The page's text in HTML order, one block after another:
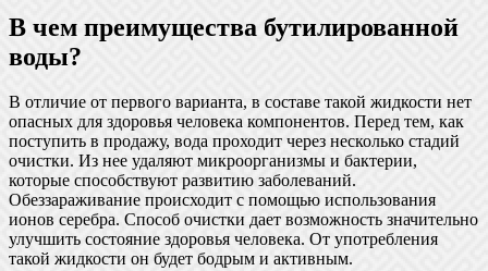
В чем преимущества бутилированной
воды?
В отличие от первого варианта, в составе такой жидкости нет
опасных для здоровья человека компонентов. Перед тем, как
поступить в продажу, вода проходит через несколько стадий
очистки. Из нее удаляют микроорганизмы и бактерии,
которые способствуют развитию заболеваний.
Обеззараживание происходит с помощью использования
ионов серебра. Способ очистки дает возможность значительно
улучшить состояние здоровья человека. От употребления
такой жидкости он будет бодрым и активным.